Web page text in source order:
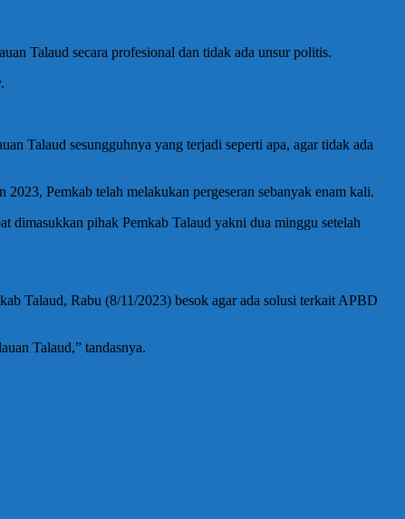
Talaud secara profesional dan tidak ada unsur politis.
Talaud sesungguhnya yang terjadi seperti apa, agar tidak ada
Pemkab telah melakukan pergeseran sebanyak enam kali.
dimasukkan pihak Pemkab Talaud yakni dua minggu setelah
Talaud, Rabu (8/11/2023) besok agar ada solusi terkait APBD
Talaud,” tandasnya.